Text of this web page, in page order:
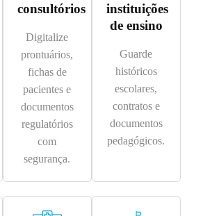
consultórios
Digitalize
prontuários,
fichas de
pacientes e
documentos
regulatórios
com
segurança.
instituições
de ensino
Guarde
históricos
escolares,
contratos e
documentos
pedagógicos.